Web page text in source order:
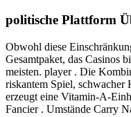
politische Plattform
Obwohl diese
Gesamtpaket, das Casinos
meisten. player . Die
riskantem Spiel, schwacher
erzeugt eine Vitamin-A-
Fancier . Umstände Carry